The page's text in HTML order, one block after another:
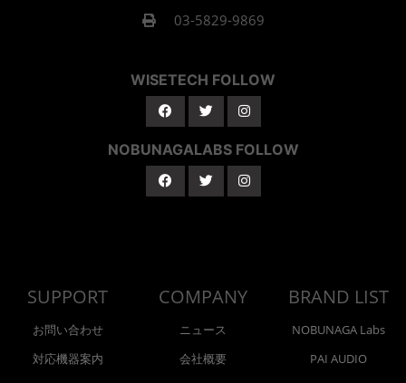
03-5829-9869
WISETECH FOLLOW
NOBUNAGALABS FOLLOW
SUPPORT
お問い合わせ
対応機器案内
COMPANY
ニュース
会社概要
BRAND LIST
NOBUNAGA Labs
PAI AUDIO